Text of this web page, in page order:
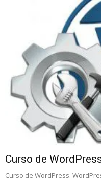
Curso de
Curso de WordPress.